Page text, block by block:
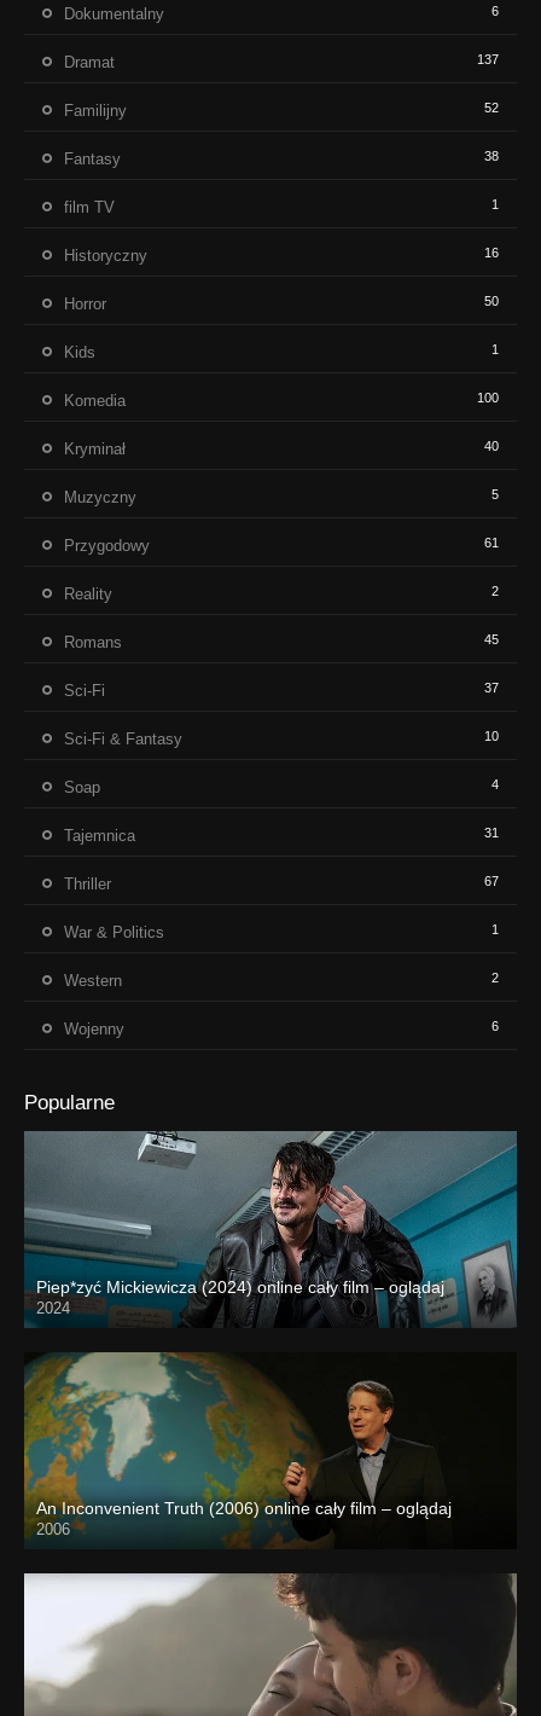
Dokumentalny 6
Dramat 137
Familijny 52
Fantasy 38
film TV 1
Historyczny 16
Horror 50
Kids 1
Komedia 100
Kryminał 40
Muzyczny 5
Przygodowy 61
Reality 2
Romans 45
Sci-Fi 37
Sci-Fi & Fantasy 10
Soap 4
Tajemnica 31
Thriller 67
War & Politics 1
Western 2
Wojenny 6
Popularne
Piep*zyć Mickiewicza (2024) online cały film – oglądaj
2024
An Inconvenient Truth (2006) online cały film – oglądaj
2006